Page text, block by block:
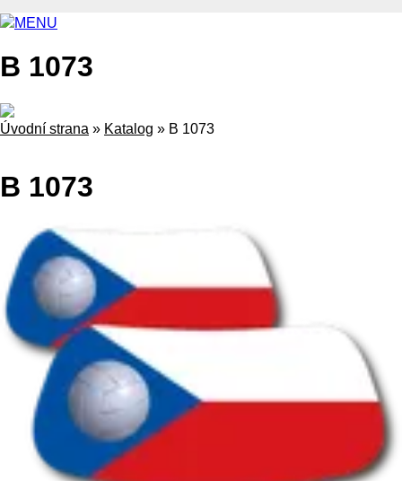
MENU
B 1073
Úvodní strana » Katalog » B 1073
B 1073